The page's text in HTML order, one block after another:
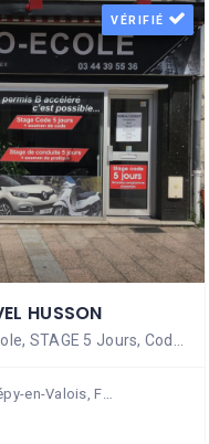
VÉRIFIÉ
HUSSON
Valois, France